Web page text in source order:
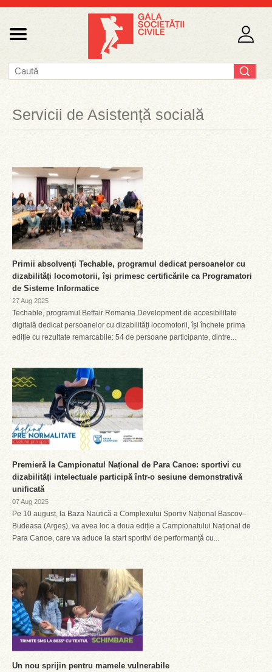
Servicii de Asistență socială
Primii absolvenți Techable, programul dedicat persoanelor cu
dizabilități locomotorii, își primesc certificările ca Programatori
de Sisteme Informatice
27 Aug 2025
Techable, programul Betfair Romania Development de accesibilitate
digitală dedicat persoanelor cu dizabilități locomotorii, își încheie prima
ediție cu rezultate remarcabile: 54 de persoane participante, dintre...
Premieră la Campionatul Național de Para Canoe: sportivi cu
dizabilități intelectuale participă într-o sesiune demonstrativă
unificată
07 Aug 2025
Pe 10 august, la Baza Nautică a Complexului Sportiv Național Bascov–
Budeasa (Argeș), va avea loc a doua ediție a Campionatului Național de
Para Canoe, care va aduce la start sportivi de performanță cu...
Un nou sprijin pentru mamele vulnerabile